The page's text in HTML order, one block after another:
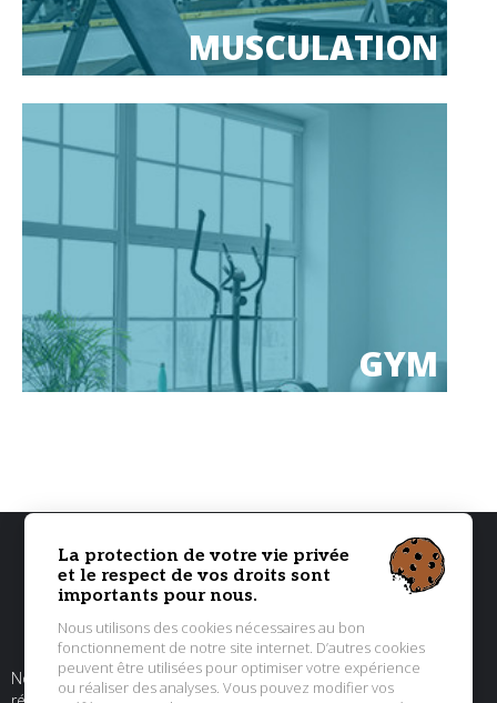
MUSCULATION
GYM
Nos miroirs grand format de haute qualité ont été étudiés pour
La protection de votre vie privée
et le respect de vos droits sont
importants pour nous.
Nous utilisons des cookies nécessaires au bon
fonctionnement de notre site internet. D’autres cookies
peuvent être utilisées pour optimiser votre expérience
ou réaliser des analyses. Vous pouvez modifier vos